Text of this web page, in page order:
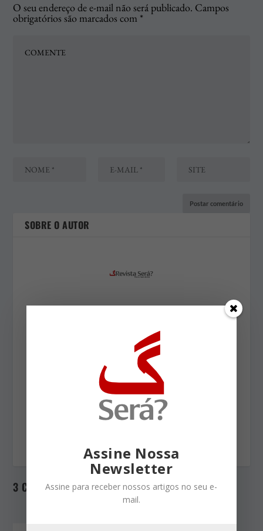
O seu endereço de e-mail não será publicado. Campos
obrigatórios são marcados com *
SOBRE O AUTOR
Sociólogo, professor voluntário do Programa de Pós
– Graduação em sociologia da UFPB, consultor em
Políticas Públicas Locais, diretor do Centro Josué de
Castro, ex-Secretário de Planejamento e
Desenvolvimento Social de Pernambuco
(1999/2005) É membro do Movimento Ética e
3 Comentários
Assine Nossa
Newsletter
Assine para receber nossos artigos no seu e-
mail.